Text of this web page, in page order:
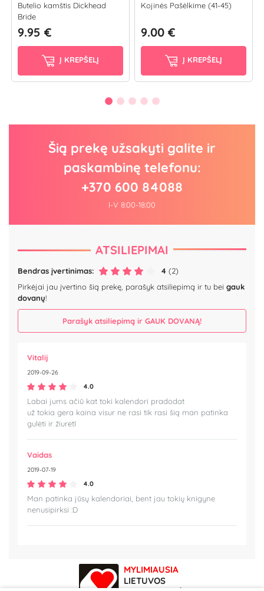
Butelio kamštis Dickhead
Bride
9.95 €
Į KREPŠELĮ
Kojinės Pašėlkime (41-45)
9.00 €
Į KREPŠELĮ
Šią prekę užsakyti galite ir
paskambinę telefonu:
+370 600 84088
I-V 8:00-18:00
ATSILIEPIMAI
Bendras įvertinimas: 4 (2)
Pirkėjai jau įvertino šią prekę, parašyk atsiliepimą ir tu bei gauk
dovanų!
Parašyk atsiliepimą ir GAUK DOVANĄ!
Vitalij
2019-09-26
4.0
Labai jums ačiū kat toki kalendori pradodat
už tokia gera kaina visur ne rasi tik rasi šią man patinka
gulėti ir žiuretI
Vaidas
2019-07-19
4.0
Man patinka jūsų kalendoriai, bent jau tokių knigyne
nenusipirksi :D
MYLIMIAUSIA
LIETUVOS